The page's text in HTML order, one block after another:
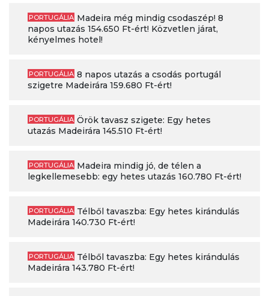
PORTUGÁLIA Madeira még mindig csodaszép! 8
napos utazás 154.650 Ft-ért! Közvetlen járat,
kényelmes hotel!
PORTUGÁLIA 8 napos utazás a csodás portugál
szigetre Madeirára 159.680 Ft-ért!
PORTUGÁLIA Örök tavasz szigete: Egy hetes
utazás Madeirára 145.510 Ft-ért!
PORTUGÁLIA Madeira mindig jó, de télen a
legkellemesebb: egy hetes utazás 160.780 Ft-ért!
PORTUGÁLIA Télből tavaszba: Egy hetes kirándulás
Madeirára 140.730 Ft-ért!
PORTUGÁLIA Télből tavaszba: Egy hetes kirándulás
Madeirára 143.780 Ft-ért!